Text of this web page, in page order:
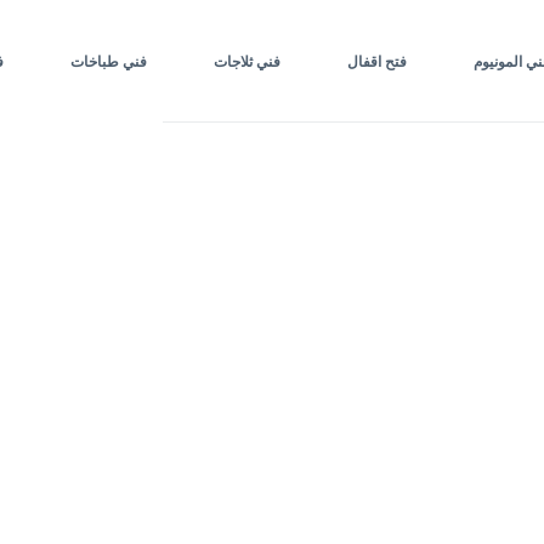
المونيوم فتح اقفال فني ثلاجات فني طباخات